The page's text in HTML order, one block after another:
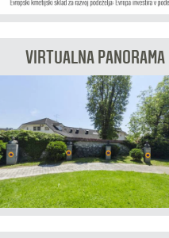
VIRTUALNA PANORAMA